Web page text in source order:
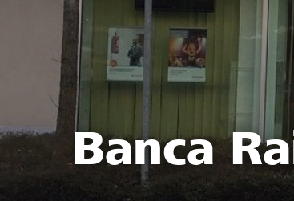
DE IT
Banca